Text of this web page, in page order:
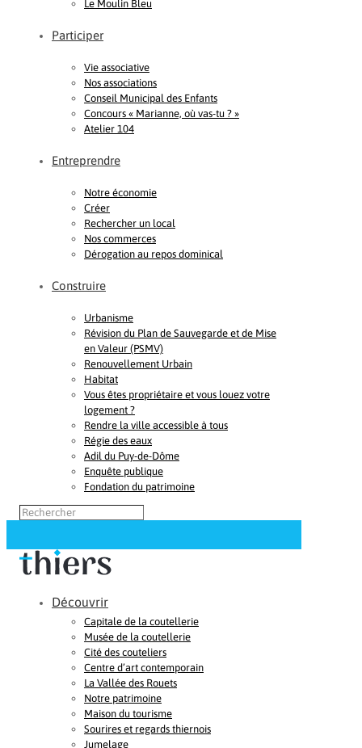
Le Moulin Bleu
Participer
Vie associative
Nos associations
Conseil Municipal des Enfants
Concours « Marianne, où vas-tu ? »
Atelier 104
Entreprendre
Notre économie
Créer
Rechercher un local
Nos commerces
Dérogation au repos dominical
Construire
Urbanisme
Révision du Plan de Sauvegarde et de Mise
en Valeur (PSMV)
Renouvellement Urbain
Habitat
Vous êtes propriétaire et vous louez votre
logement ?
Rendre la ville accessible à tous
Régie des eaux
Adil du Puy-de-Dôme
Enquête publique
Fondation du patrimoine
Découvrir
Capitale de la coutellerie
Musée de la coutellerie
Cité des couteliers
Centre d’art contemporain
La Vallée des Rouets
Notre patrimoine
Maison du tourisme
Sourires et regards thiernois
Jumelage